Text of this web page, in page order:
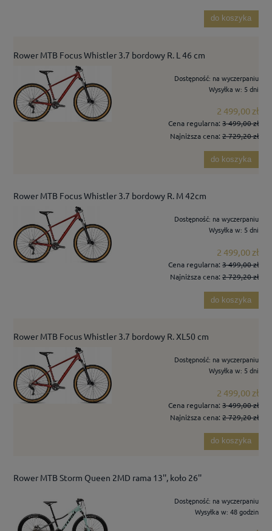
do koszyka
Rower MTB Focus Whistler 3.7 bordowy R. L 46 cm
Dostępność: na wyczerpaniu
Wysyłka w: 5 dni
2 499,00 zł
Cena regularna: 3 499,00 zł
Najniższa cena: 2 729,20 zł
do koszyka
Rower MTB Focus Whistler 3.7 bordowy R. M 42cm
Dostępność: na wyczerpaniu
Wysyłka w: 5 dni
2 499,00 zł
Cena regularna: 3 499,00 zł
Najniższa cena: 2 729,20 zł
do koszyka
Rower MTB Focus Whistler 3.7 bordowy R. XL50 cm
Dostępność: na wyczerpaniu
Wysyłka w: 5 dni
2 499,00 zł
Cena regularna: 3 499,00 zł
Najniższa cena: 2 729,20 zł
do koszyka
Rower MTB Storm Queen 2MD rama 13'', koło 26''
Dostępność: na wyczerpaniu
Wysyłka w: 48 godzin